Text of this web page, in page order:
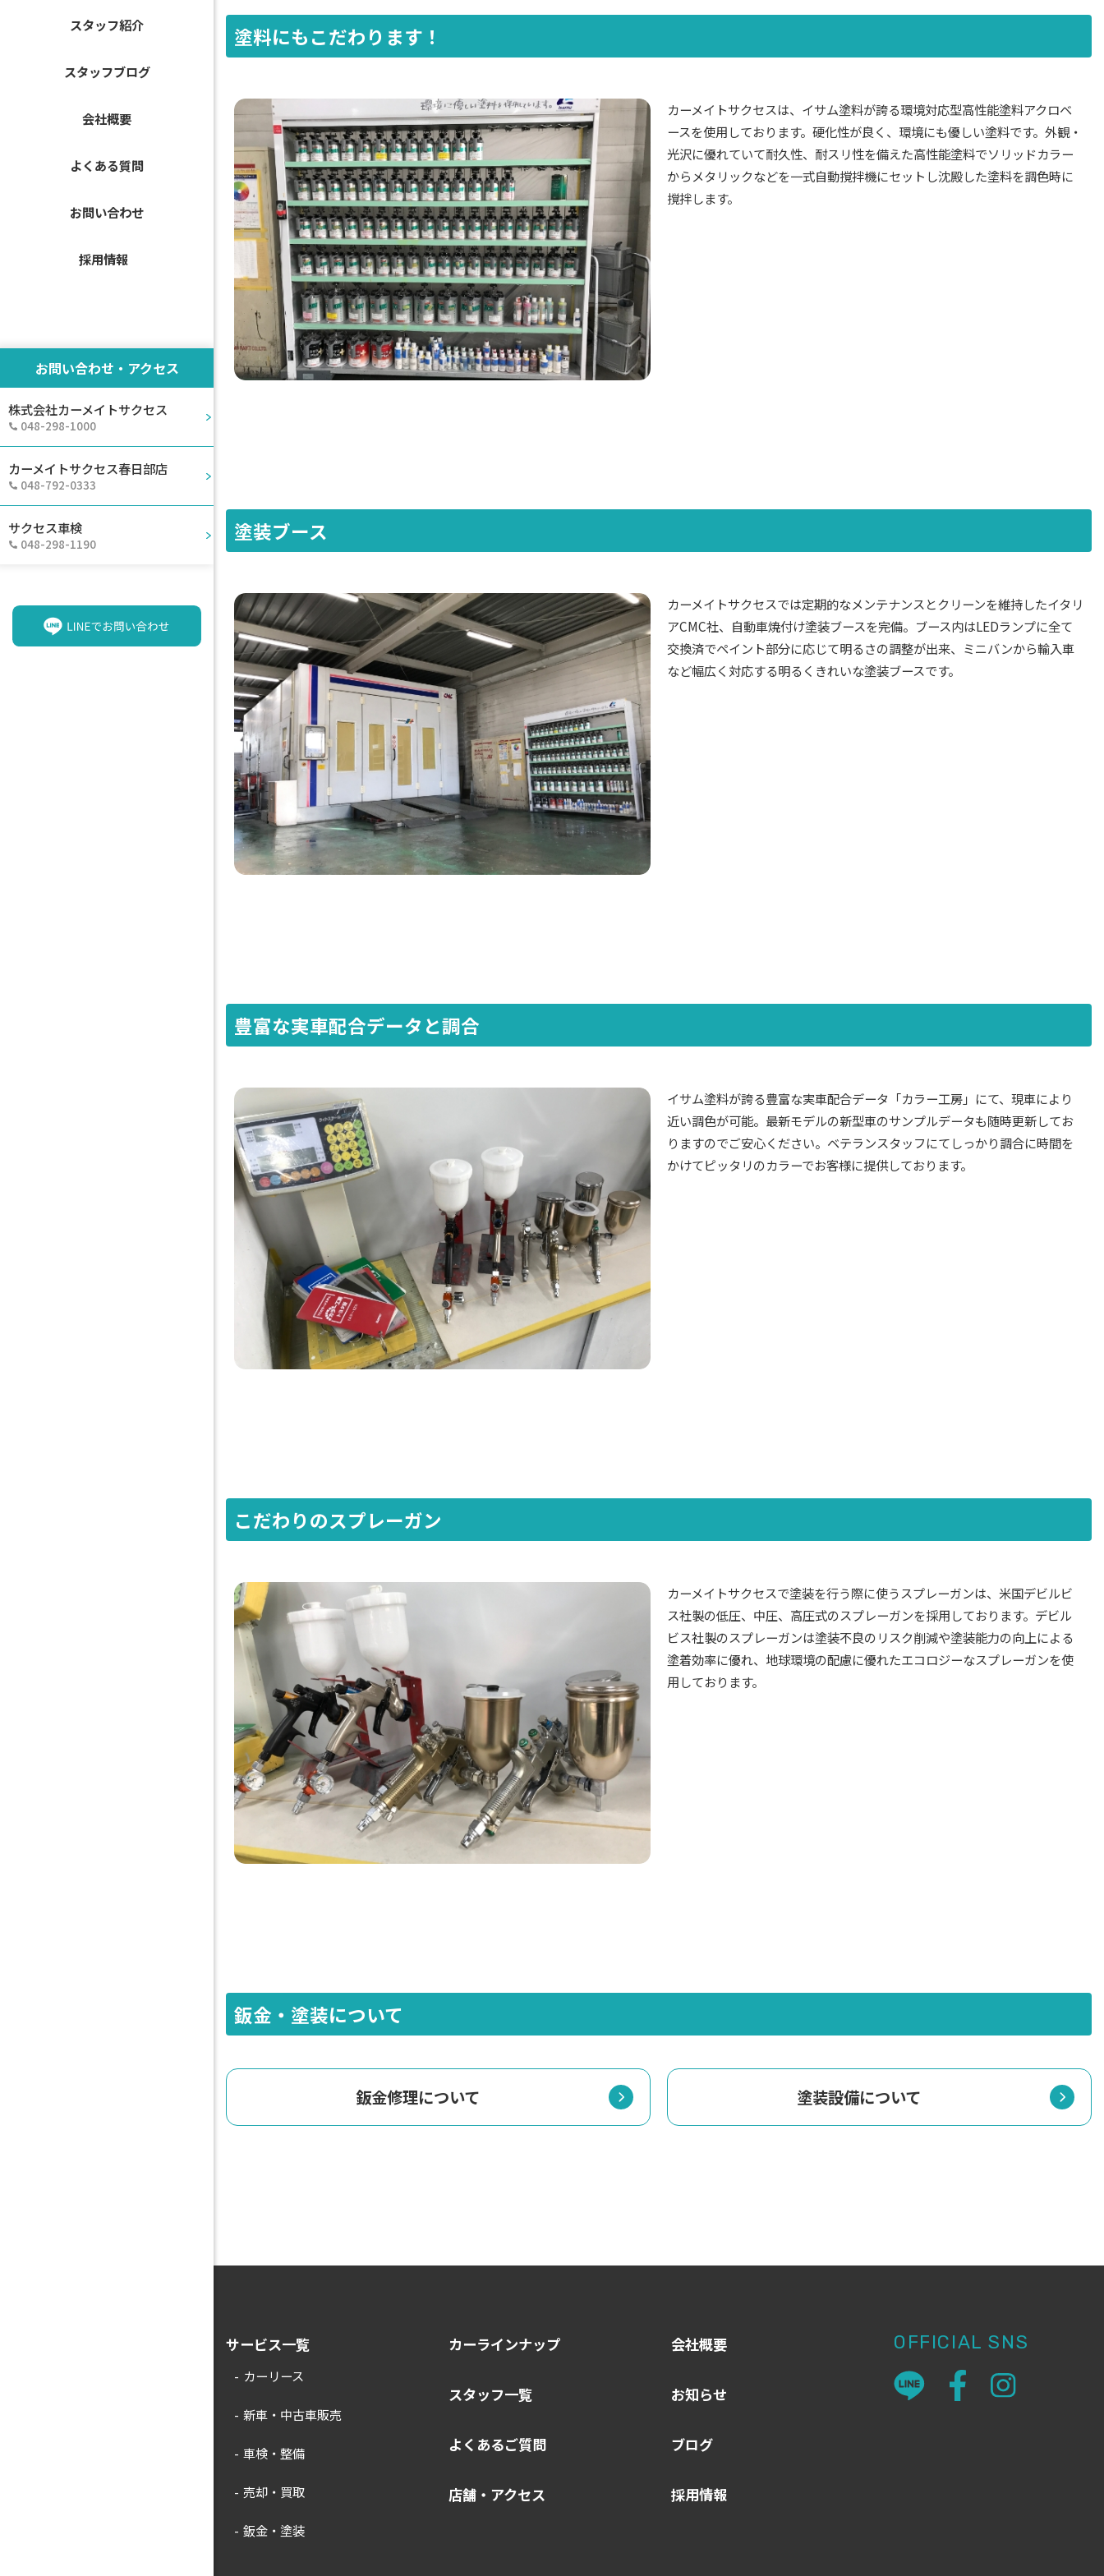
スタッフ紹介
スタッフブログ
会社概要
よくある質問
お問い合わせ
採用情報
お問い合わせ・アクセス
株式会社カーメイトサクセス
048-298-1000
カーメイトサクセス春日部店
048-792-0333
サクセス車検
048-298-1190
塗料にもこだわります！
カーメイトサクセスは、イサム塗料が誇る環境対応型高性能塗料アクロベ
ースを使用しております。硬化性が良く、環境にも優しい塗料です。外観・
光沢に優れていて耐久性、耐スリ性を備えた高性能塗料でソリッドカラー
からメタリックなどを一式自動撹拌機にセットし沈殿した塗料を調色時に
撹拌します。
塗装ブース
カーメイトサクセスでは定期的なメンテナンスとクリーンを維持したイタリ
アCMC社、自動車焼付け塗装ブースを完備。ブース内はLEDランプに全て
交換済でペイント部分に応じて明るさの調整が出来、ミニバンから輸入車
など幅広く対応する明るくきれいな塗装ブースです。
豊富な実車配合データと調合
イサム塗料が誇る豊富な実車配合データ「カラー工房」にて、現車により
近い調色が可能。最新モデルの新型車のサンプルデータも随時更新してお
りますのでご安心ください。ベテランスタッフにてしっかり調合に時間を
かけてピッタリのカラーでお客様に提供しております。
こだわりのスプレーガン
カーメイトサクセスで塗装を行う際に使うスプレーガンは、米国デビルビ
ス社製の低圧、中圧、高圧式のスプレーガンを採用しております。デビル
ビス社製のスプレーガンは塗装不良のリスク削減や塗装能力の向上による
塗着効率に優れ、地球環境の配慮に優れたエコロジーなスプレーガンを使
用しております。
鈑金・塗装について
鈑金修理について 塗装設備について
サービス一覧
カーリース
新車・中古車販売
車検・整備
売却・買取
鈑金・塗装
カーラインナップ
スタッフ一覧
よくあるご質問
店舗・アクセス
会社概要
お知らせ
ブログ
採用情報
OFFICIAL SNS